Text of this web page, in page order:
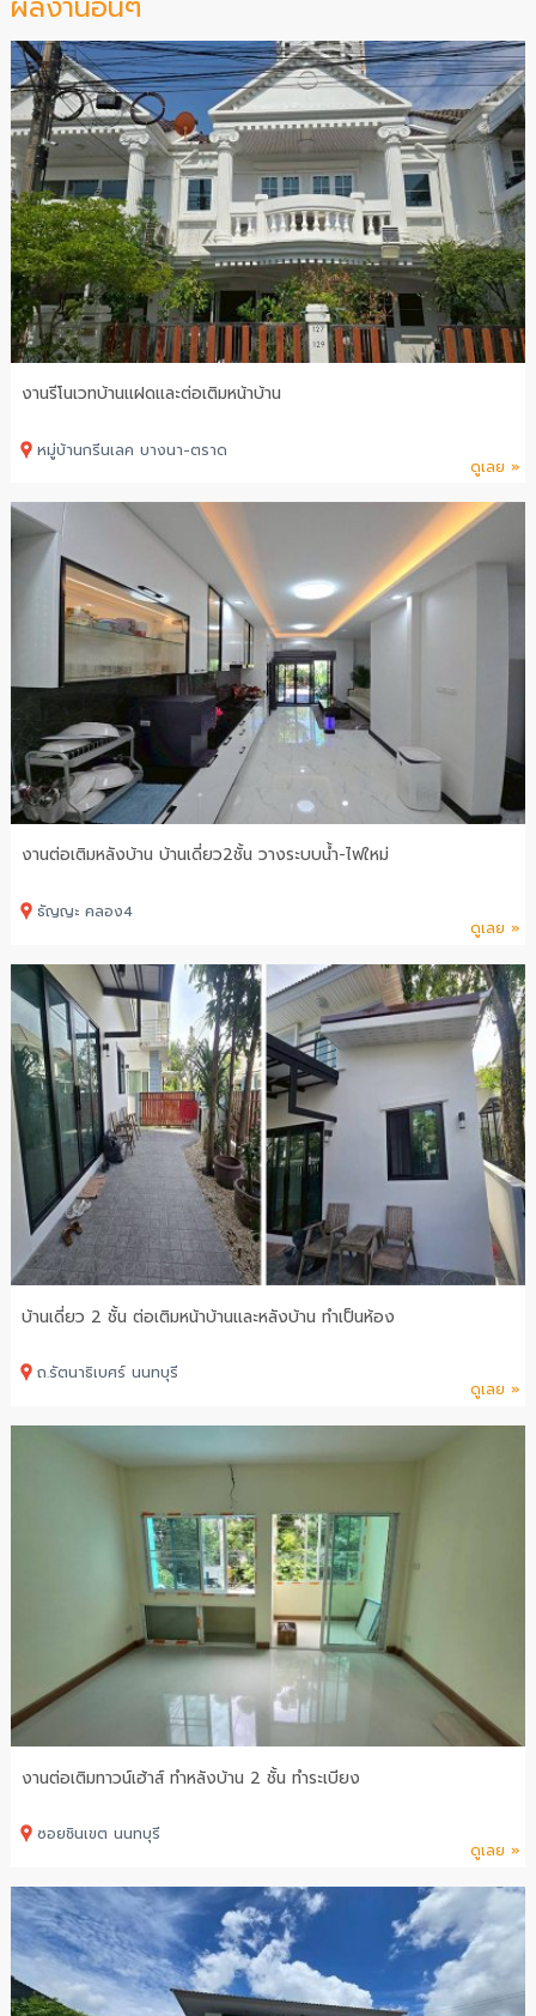
งานรีโนเวทบ้านแฝดและต่อเติมหน้าบ้าน
หมู่บ้านกรีนเลค บางนา-ตราด
ดูเลย »
งานต่อเติมหลังบ้าน บ้านเดี่ยว2ชั้น วางระบบน้ำ-ไฟใหม่
ธัญญะ คลอง4
ดูเลย »
บ้านเดี่ยว 2 ชั้น ต่อเติมหน้าบ้านและหลังบ้าน ทำเป็นห้อง
ถ.รัตนาธิเบศร์ นนทบุรี
ดูเลย »
งานต่อเติมทาวน์เฮ้าส์ ทำหลังบ้าน 2 ชั้น ทำระเบียง
ซอยชินเขต นนทบุรี
ดูเลย »